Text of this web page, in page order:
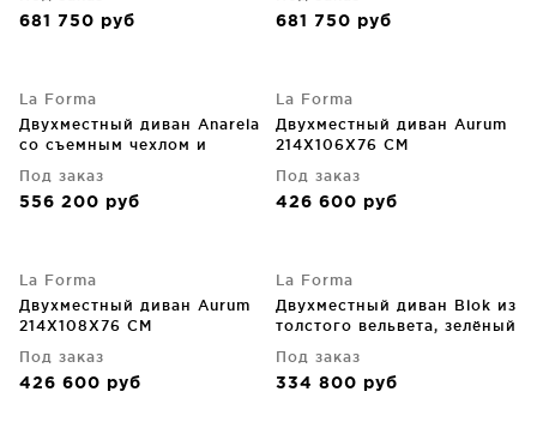
681 750 руб
220X107X64 CM
681 750 руб
La Forma
Двухместный диван Anarela
со съемным чехлом и
льна 240X107X64 CM
Под заказ
556 200 руб
La Forma
Двухместный диван Aurum
214X106X76 CM
Под заказ
426 600 руб
La Forma
Двухместный диван Aurum
214X108X76 CM
Под заказ
426 600 руб
La Forma
Двухместный диван Blok из
толстого вельвета, зелёный
Под заказ
334 800 руб